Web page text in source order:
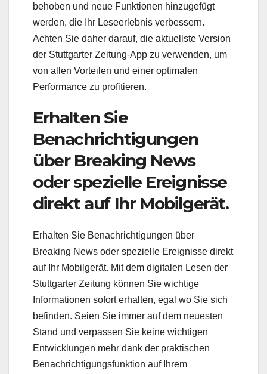
behoben und neue Funktionen hinzugefügt
werden, die Ihr Leseerlebnis verbessern.
Achten Sie daher darauf, die aktuellste Version
der Stuttgarter Zeitung-App zu verwenden, um
von allen Vorteilen und einer optimalen
Performance zu profitieren.
Erhalten Sie
Benachrichtigungen
über Breaking News
oder spezielle Ereignisse
direkt auf Ihr Mobilgerät.
Erhalten Sie Benachrichtigungen über
Breaking News oder spezielle Ereignisse direkt
auf Ihr Mobilgerät. Mit dem digitalen Lesen der
Stuttgarter Zeitung können Sie wichtige
Informationen sofort erhalten, egal wo Sie sich
befinden. Seien Sie immer auf dem neuesten
Stand und verpassen Sie keine wichtigen
Entwicklungen mehr dank der praktischen
Benachrichtigungsfunktion auf Ihrem